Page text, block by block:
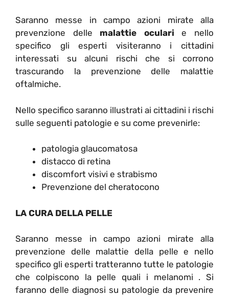
Saranno messe in campo azioni mirate alla
prevenzione delle malattie oculari e nello
specifico gli esperti visiteranno i cittadini
interessati su alcuni rischi che si corrono
trascurando la prevenzione delle malattie
oftalmiche.
Nello specifico saranno illustrati ai cittadini i rischi
sulle seguenti patologie e su come prevenirle:
patologia glaucomatosa
distacco di retina
discomfort visivi e strabismo
Prevenzione del cheratocono
LA CURA DELLA PELLE
Saranno messe in campo azioni mirate alla
prevenzione delle malattie della pelle e nello
specifico gli esperti tratteranno tutte le patologie
che colpiscono la pelle quali i melanomi . Si
faranno delle diagnosi su patologie da prevenire